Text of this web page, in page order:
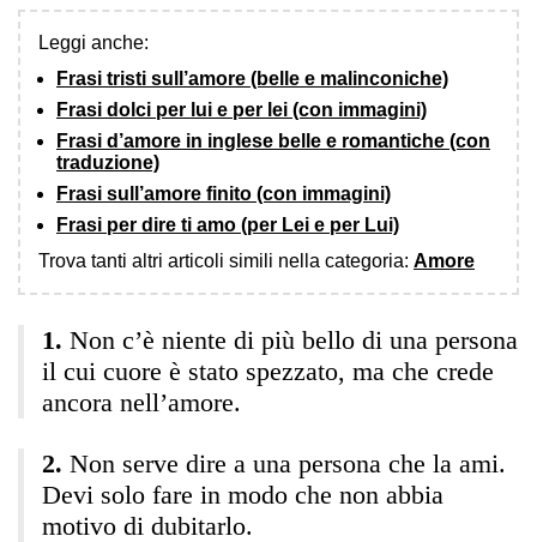
Leggi anche:
Frasi tristi sull’amore (belle e malinconiche)
Frasi dolci per lui e per lei (con immagini)
Frasi d’amore in inglese belle e romantiche (con
traduzione)
Frasi sull’amore finito (con immagini)
Frasi per dire ti amo (per Lei e per Lui)
Trova tanti altri articoli simili nella categoria: Amore
Non c’è niente di più bello di una persona
il cui cuore è stato spezzato, ma che crede
ancora nell’amore.
Non serve dire a una persona che la ami.
Devi solo fare in modo che non abbia
motivo di dubitarlo.